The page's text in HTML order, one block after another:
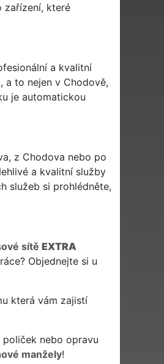
zařízení, které
a kvalitní
a to nejen v Chodově,
je automatickou
z Chodova nebo po
a kvalitní služby
služeb si prohlédněte,
sítě EXTRA
Objednejte si u
která vám zajistí
nebo opravu
manžely!